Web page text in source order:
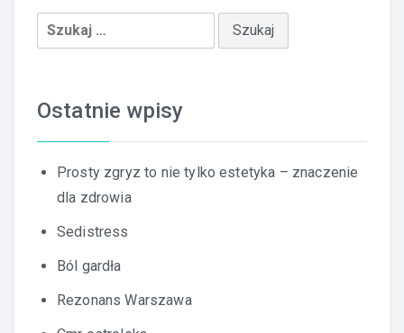
Szukaj:
Ostatnie wpisy
Prosty zgryz to nie tylko estetyka – znaczenie
dla zdrowia
Sedistress
Ból gardła
Rezonans Warszawa